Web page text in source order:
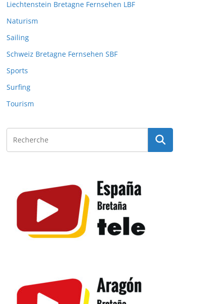
Liechtenstein Bretagne Fernsehen LBF
Naturism
Sailing
Schweiz Bretagne Fernsehen SBF
Sports
Surfing
Tourism